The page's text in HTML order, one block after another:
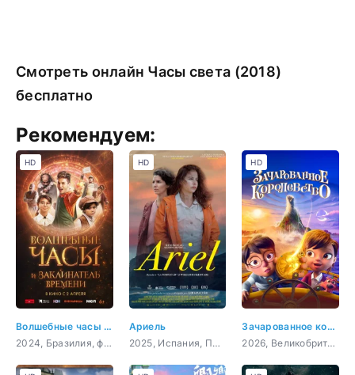
Смотреть онлайн Часы света (2018)
бесплатно
Рекомендуем:
Волшебные часы и заклинатель времени
2024, Бразилия, фэнтези, приключения, семейный
HD
Ариель
2025, Испания, Португалия, фэнтези, драма
HD
Зачарованное королевство
2026, Великобритания, США, Индия, мультфильм, фэнтези, семейный
HD